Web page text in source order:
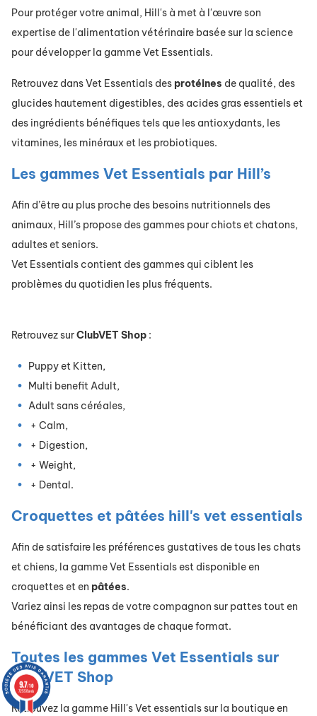
Pour protéger votre animal, Hill's à met à l'œuvre son
expertise de l'alimentation vétérinaire basée sur la science
pour développer la gamme Vet Essentials.
Retrouvez dans Vet Essentials des protéines de qualité, des
glucides hautement digestibles, des acides gras essentiels et
des ingrédients bénéfiques tels que les antioxydants, les
vitamines, les minéraux et les probiotiques.
Les gammes Vet Essentials par Hill’s
Afin d’être au plus proche des besoins nutritionnels des
animaux, Hill’s propose des gammes pour chiots et chatons,
adultes et seniors.
Vet Essentials contient des gammes qui ciblent les
problèmes du quotidien les plus fréquents.
Retrouvez surClubVET Shop :
Puppy et Kitten,
Multi benefit Adult,
Adult sans céréales,
+ Calm,
+ Digestion,
+ Weight,
+ Dental.
Croquettes et pâtées hill's vet essentials
Afin de satisfaire les préférences gustatives de tous les chats
et chiens, la gamme Vet Essentials est disponible en
croquettes et en pâtées.
Variez ainsi les repas de votre compagnon sur pattes tout en
bénéficiant des avantages de chaque format.
Toutes les gammes Vet Essentials sur
ClubVET Shop
Retrouvez la gamme Hill's Vet essentials sur la boutique en
9.7/10
72558 avis